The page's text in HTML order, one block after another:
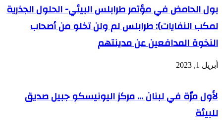
بول الحامض في مؤتمر طرابلس البيئي- الحلول الجذرية
لمكب النفايات): طرابلس لم ولن تخلو من أصحاب
النخوة المدافعين عن مدينت­هم
أبريل 1, 2023
لأول مرّة في لبنان … مركز اليونيسكو جبيل صديق
للبيئة